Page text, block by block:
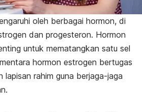
oleh berbagai hormon, di
dan progesteron. Hormon
untuk mematangkan satu sel
hormon estrogen bertugas
lapisan rahim guna berjaga-jaga